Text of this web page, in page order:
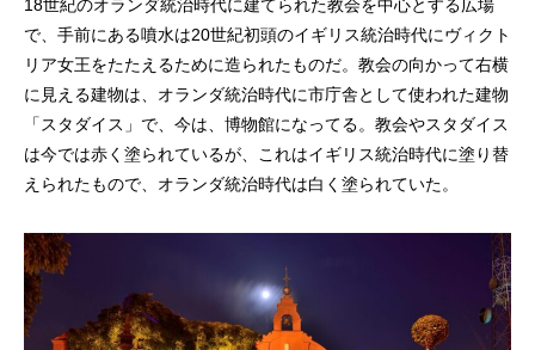
18世紀のオランダ統治時代に建てられた教会を中心とする広場
で、手前にある噴水は20世紀初頭のイギリス統治時代にヴィクト
リア女王をたたえるために造られたものだ。教会の向かって右横
に見える建物は、オランダ統治時代に市庁舎として使われた建物
「スタダイス」で、今は、博物館になってる。教会やスタダイス
は今では赤く塗られているが、これはイギリス統治時代に塗り替
えられたもので、オランダ統治時代は白く塗られていた。